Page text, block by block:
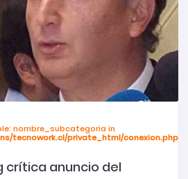
nombre_subcategoria in
tecnowork.cl/private_html/conexion.php
crítica anuncio del